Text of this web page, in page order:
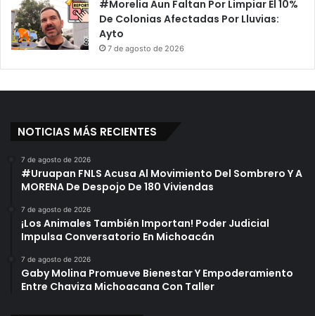
#Morelia Aun Faltan Por Limpiar El 10%
De Colonias Afectadas Por Lluvias:
Ayto
7 de agosto de 2026
NOTICIAS MÁS RECIENTES
7 de agosto de 2026
#Uruapan FNLS Acusa Al Movimiento Del Sombrero Y A
MORENA De Despojo De 180 Viviendas
7 de agosto de 2026
¡Los Animales También Importan! Poder Judicial
Impulsa Conversatorio En Michoacán
7 de agosto de 2026
Gaby Molina Promueve Bienestar Y Empoderamiento
Entre Chaviza Michoacana Con Taller